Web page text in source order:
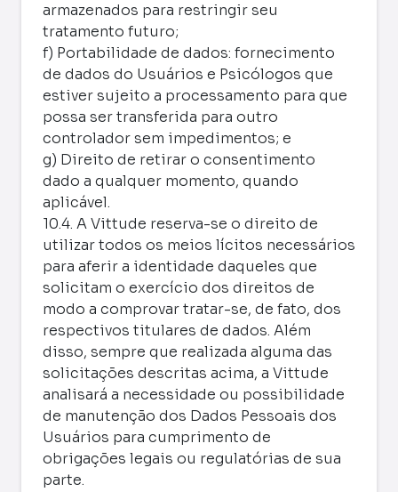
armazenados para restringir seu
tratamento futuro;
f) Portabilidade de dados: fornecimento
de dados do Usuários e Psicólogos que
estiver sujeito a processamento para que
possa ser transferida para outro
controlador sem impedimentos; e
g) Direito de retirar o consentimento
dado a qualquer momento, quando
aplicável.
10.4. A Vittude reserva-se o direito de
utilizar todos os meios lícitos necessários
para aferir a identidade daqueles que
solicitam o exercício dos direitos de
modo a comprovar tratar-se, de fato, dos
respectivos titulares de dados. Além
disso, sempre que realizada alguma das
solicitações descritas acima, a Vittude
analisará a necessidade ou possibilidade
de manutenção dos Dados Pessoais dos
Usuários para cumprimento de
obrigações legais ou regulatórias de sua
parte.